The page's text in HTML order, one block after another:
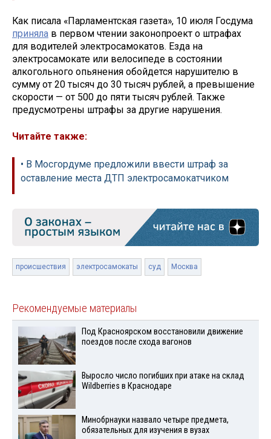
Как писала «Парламентская газета», 10 июля Госдума
приняла в первом чтении законопроект о штрафах
для водителей электросамокатов. Езда на
электросамокате или велосипеде в состоянии
алкогольного опьянения обойдется нарушителю в
сумму от 20 тысяч до 30 тысяч рублей, а превышение
скорости — от 500 до пяти тысяч рублей. Также
предусмотрены штрафы за другие нарушения.
Читайте также:
• В Мосгордуме предложили ввести штраф за
оставление места ДТП электросамокатчиком
происшествия электросамокаты суд Москва
Рекомендуемые материалы
Под Красноярском восстановили движение
поездов после схода вагонов
Выросло число погибших при атаке на склад
Wildberries в Краснодаре
Минобрнауки назвало четыре предмета,
обязательных для изучения в вузах